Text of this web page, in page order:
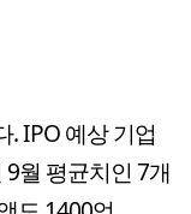
. IPO 예상 기업
월 평균치인 7개